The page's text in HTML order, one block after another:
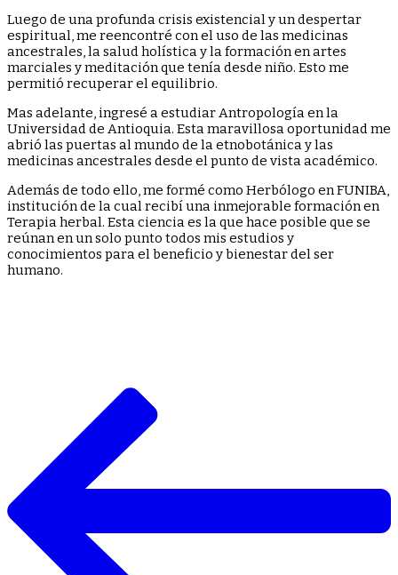
Luego de una profunda crisis existencial y un despertar
espiritual, me reencontré con el uso de las medicinas
ancestrales, la salud holística y la formación en artes
marciales y meditación que tenía desde niño. Esto me
permitió recuperar el equilibrio.
Mas adelante, ingresé a estudiar Antropología en la
Universidad de Antioquia. Esta maravillosa oportunidad me
abrió las puertas al mundo de la etnobotánica y las
medicinas ancestrales desde el punto de vista académico.
Además de todo ello, me formé como Herbólogo en FUNIBA,
institución de la cual recibí una inmejorable formación en
Terapia herbal. Esta ciencia es la que hace posible que se
reúnan en un solo punto todos mis estudios y
conocimientos para el beneficio y bienestar del ser
humano.